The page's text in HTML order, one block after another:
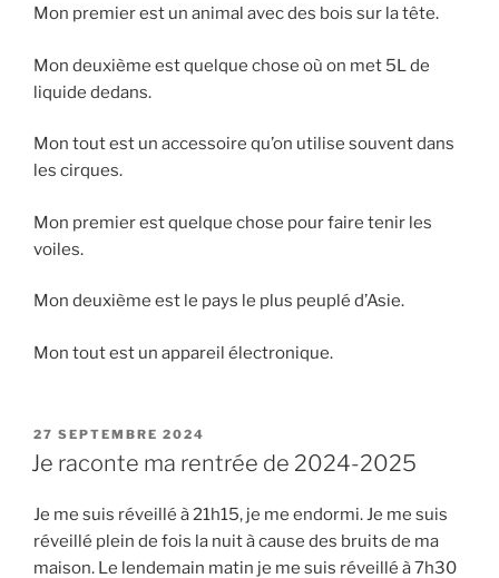
Mon premier est un animal avec des bois sur la tête.
Mon deuxième est quelque chose où on met 5L de
liquide dedans.
Mon tout est un accessoire qu’on utilise souvent dans
les cirques.
Mon premier est quelque chose pour faire tenir les
voiles.
Mon deuxième est le pays le plus peuplé d’Asie.
Mon tout est un appareil électronique.
PUBLIÉ
LE
27 SEPTEMBRE 2024
Je raconte ma rentrée de 2024-2025
Je me suis réveillé à 21h15, je me endormi. Je me suis
réveillé plein de fois la nuit à cause des bruits de ma
maison. Le lendemain matin je me suis réveillé à 7h30